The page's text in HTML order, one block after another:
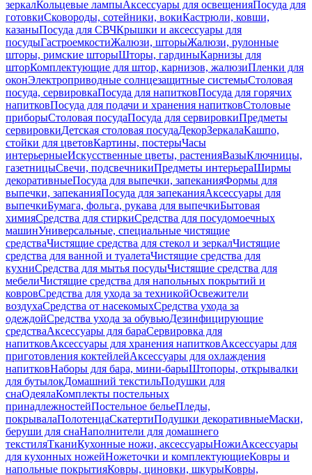
зеркалКольцевые лампыАксессуары для освещенияПосуда для
готовкиСковороды, сотейники, вокиКастрюли, ковши,
казаныПосуда для СВЧКрышки и аксессуары для
посудыГастроемкостиЖалюзи, шторыЖалюзи, рулонные
шторы, римские шторыШторы, гардиныКарнизы для
шторКомплектующие для штор, карнизов, жалюзиПленки для
оконЭлектроприводные солнцезащитные системыСтоловая
посуда, сервировкаПосуда для напитковПосуда для горячих
напитковПосуда для подачи и хранения напитковСтоловые
приборыСтоловая посудаПосуда для сервировкиПредметы
сервировкиДетская столовая посудаДекорЗеркалаКашпо,
стойки для цветовКартины, постерыЧасы
интерьерныеИскусственные цветы, растенияВазыКлючницы,
газетницыСвечи, подсвечникиПредметы интерьераШирмы
декоративныеПосуда для выпечки, запеканияФормы для
выпечки, запеканияПосуда для запеканияАксессуары для
выпечкиБумага, фольга, рукава для выпечкиБытовая
химияСредства для стиркиСредства для посудомоечных
машинУниверсальные, специальные чистящие
средстваЧистящие средства для стекол и зеркалЧистящие
средства для ванной и туалетаЧистящие средства для
кухниСредства для мытья посудыЧистящие средства для
мебелиЧистящие средства для напольных покрытий и
ковровСредства для ухода за техникойОсвежители
воздухаСредства от насекомыхСредства ухода за
одеждойСредства ухода за обувьюДезинфицирующие
средстваАксессуары для бараСервировка для
напитковАксессуары для хранения напитковАксессуары для
приготовления коктейлейАксессуары для охлаждения
напитковНаборы для бара, мини-барыШтопоры, открывалки
для бутылокДомашний текстильПодушки для
снаОдеялаКомплекты постельных
принадлежностейПостельное бельеПледы,
покрывалаПолотенцаСкатертиПодушки декоративныеМаски,
беруши для снаНаполнители для домашнего
текстиляТканиКухонные ножи, аксессуарыНожиАксессуары
для кухонных ножейНожеточки и комплектующиеКовры и
напольные покрытияКовры, циновки, шкурыКовры,